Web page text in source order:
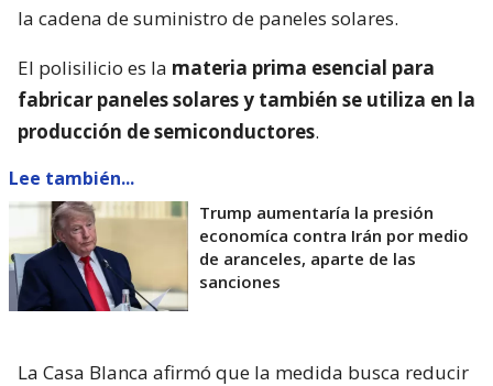
la cadena de suministro de paneles solares.
El polisilicio es la materia prima esencial para
fabricar paneles solares y también se utiliza en la
producción de semiconductores.
Lee también...
Trump aumentaría la presión
economíca contra Irán por medio
de aranceles, aparte de las
sanciones
La Casa Blanca afirmó que la medida busca reducir